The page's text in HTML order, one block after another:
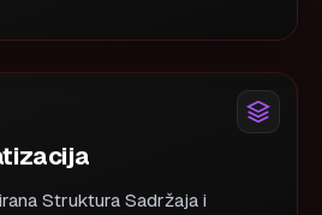
Struktura Sadržaja i